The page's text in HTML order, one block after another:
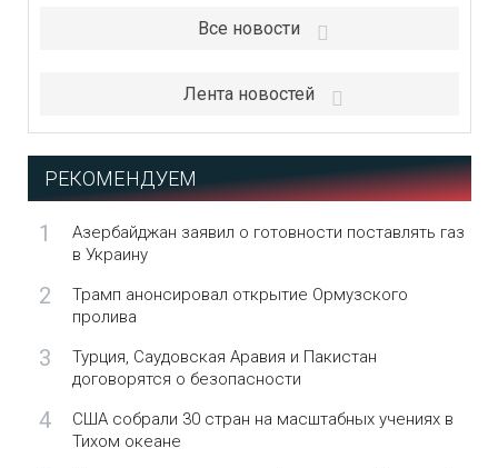
Все новости
Лента новостей
РЕКОМЕНДУЕМ
1
Азербайджан заявил о готовности поставлять газ
в Украину
2
Трамп анонсировал открытие Ормузского
пролива
3
Турция, Саудовская Аравия и Пакистан
договорятся о безопасности
4
США собрали 30 стран на масштабных учениях в
Тихом океане